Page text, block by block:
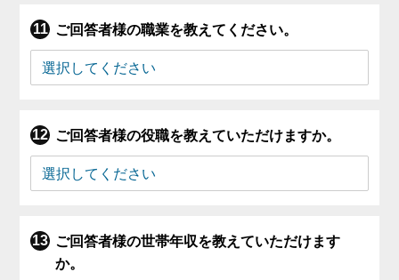
ご回答者様の職業を教えてください。
ご回答者様の役職を教えていただけますか。
ご回答者様の世帯年収を教えていただけます
か。